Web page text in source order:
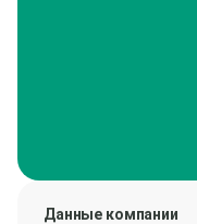
Данные компании